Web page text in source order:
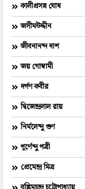
কালীপ্রসন্ন ঘোষ
জসীমউদ্দীন
জীবনানন্দ দাশ
জয় গোস্বামী
দর্পণ কবীর
দ্বিজেন্দ্রলাল রায়
নির্মলেন্দু গুণ
পূর্ণেন্দু পত্রী
প্রেমেন্দ্র মিত্র